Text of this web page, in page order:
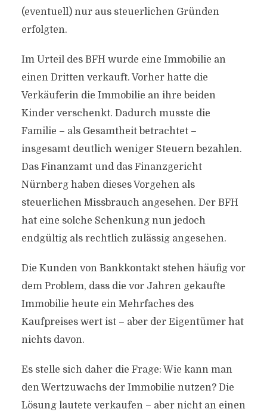
(eventuell) nur aus steuerlichen Gründen
erfolgten.
Im Urteil des BFH wurde eine Immobilie an
einen Dritten verkauft. Vorher hatte die
Verkäuferin die Immobilie an ihre beiden
Kinder verschenkt. Dadurch musste die
Familie – als Gesamtheit betrachtet –
insgesamt deutlich weniger Steuern bezahlen.
Das Finanzamt und das Finanzgericht
Nürnberg haben dieses Vorgehen als
steuerlichen Missbrauch angesehen. Der BFH
hat eine solche Schenkung nun jedoch
endgültig als rechtlich zulässig angesehen.
Die Kunden von Bankkontakt stehen häufig vor
dem Problem, dass die vor Jahren gekaufte
Immobilie heute ein Mehrfaches des
Kaufpreises wert ist – aber der Eigentümer hat
nichts davon.
Es stelle sich daher die Frage: Wie kann man
den Wertzuwachs der Immobilie nutzen? Die
Lösung lautete verkaufen – aber nicht an einen